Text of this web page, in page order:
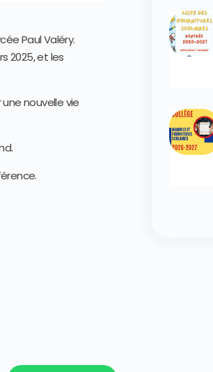
Paul Valéry.
2025, et les
nouvelle vie